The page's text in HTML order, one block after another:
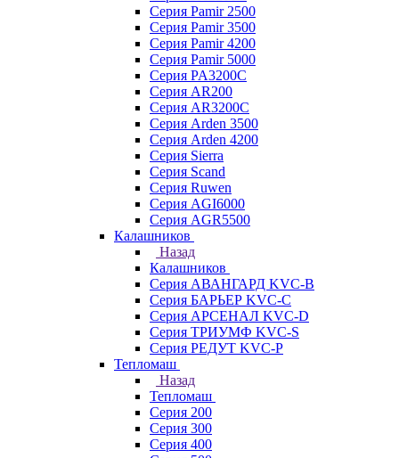
Серия Pamir 2500
Серия Pamir 3500
Серия Pamir 4200
Серия Pamir 5000
Серия PA3200C
Серия AR200
Серия AR3200C
Серия Arden 3500
Серия Arden 4200
Серия Sierra
Серия Scand
Серия Ruwen
Серия AGI6000
Серия AGR5500
Калашников
Назад
Калашников
Серия АВАНГАРД KVC-B
Серия БАРЬЕР KVC-C
Серия АРСЕНАЛ KVC-D
Серия ТРИУМФ KVC-S
Серия РЕДУТ KVC-P
Тепломаш
Назад
Тепломаш
Серия 200
Серия 300
Серия 400